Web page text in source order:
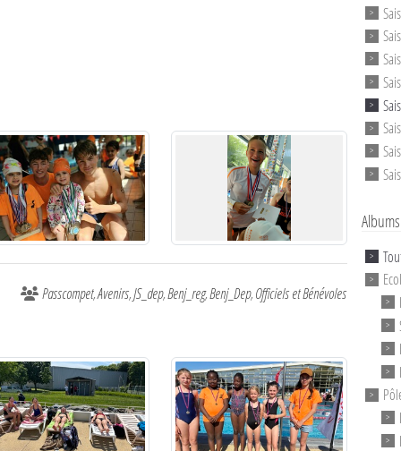
Passcompet Avenirs JS_dep Benj_reg Benj_Dep Officiels et Bénévoles